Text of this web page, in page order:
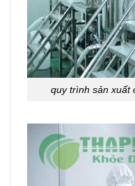
quy trình sản xuất